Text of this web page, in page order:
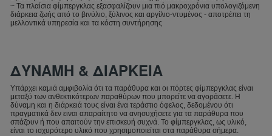
~ Τα πλαίσια φίμπεργκλας εξασφαλίζουν μια πιό μακροχρόνια υπολογιζόμενη
διάρκεια ζωής από το βινύλιο, ξύλινος και αργίλιο-ντυμένος - αποτρέπει τη
μελλοντικά υπηρεσία και τα κόστη συντήρησης
ΔΥΝΑΜΗ & ΔΙΑΡΚΕΙΑ
Υπάρχει καμιά αμφιβολία ότι τα παράθυρα και οι πόρτες φίμπεργκλας είναι
μεταξύ των ανθεκτικότερων παραθύρων που μπορείτε να αγοράσετε. Η
δύναμη και η διάρκειά τους είναι ένα τεράστιο όφελος, δεδομένου ότι
πραγματικά δεν ειναι απαραίτητο να ανησυχήσετε για τα παράθυρα που
σπάζουν ή που απαιτούν την επισκευή συχνά. Το φίμπεργκλας, ως υλικό,
είναι το ισχυρότερο υλικό που χρησιμοποιείται στα παράθυρα σήμερα.